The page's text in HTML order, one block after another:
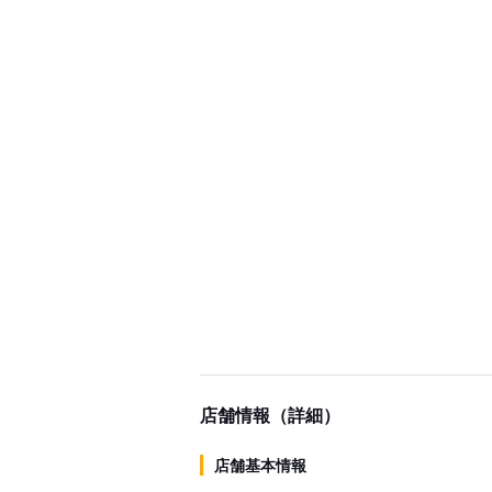
店舗情報（詳細）
店舗基本情報